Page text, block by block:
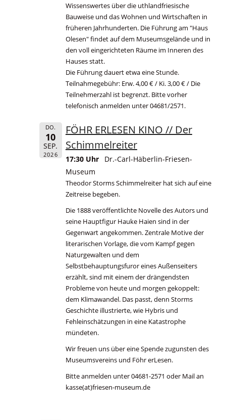
Wissenswertes über die uthlandfriesische
Bauweise und das Wohnen und Wirtschaften in
früheren Jahrhunderten. Die Führung am "Haus
Olesen" findet auf dem Museumsgelände und in
den voll eingerichteten Räume im Inneren des
Hauses statt.
Die Führung dauert etwa eine Stunde.
Teilnahmegebühr: Erw. 4,00 € / Ki. 3,00 € / Die
Teilnehmerzahl ist begrenzt. Bitte vorher
telefonisch anmelden unter 04681/2571.
DO.
10
SEP.
2026
FÖHR ERLESEN KINO // Der
Schimmelreiter
17:30 Uhr
Dr.-Carl-Häberlin-Friesen-
Museum
Theodor Storms Schimmelreiter hat sich auf eine
Zeitreise begeben.
Die 1888 veröffentlichte Novelle des Autors und
seine Hauptfigur Hauke Haien sind in der
Gegenwart angekommen. Zentrale Motive der
literarischen Vorlage, die vom Kampf gegen
Naturgewalten und dem
Selbstbehauptungsfuror eines Außenseiters
erzählt, sind mit einem der drängendsten
Probleme von heute und morgen gekoppelt:
dem Klimawandel. Das passt, denn Storms
Geschichte illustrierte, wie Hybris und
Fehleinschätzungen in eine Katastrophe
mündeten.
Wir freuen uns über eine Spende zugunsten des
Museumsvereins und Föhr erLesen.
Bitte anmelden unter 04681-2571 oder Mail an
kasse(at)friesen-museum.de